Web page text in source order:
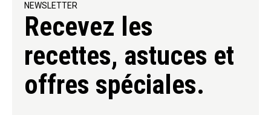
NEWSLETTER
Recevez les
recettes, astuces et
offres spéciales.